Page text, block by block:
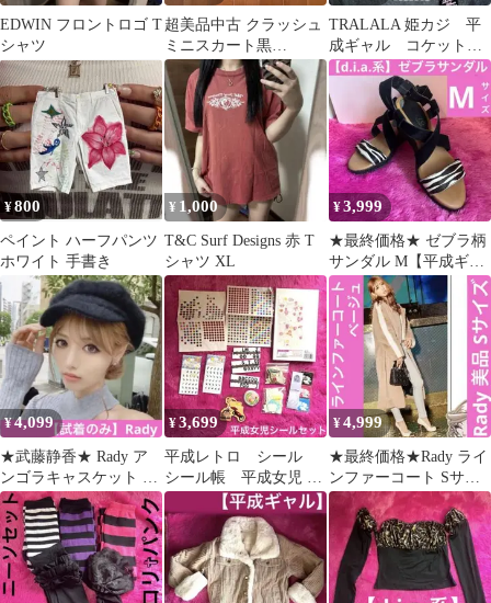
EDWIN フロントロゴ T
シャツ
超美品中古 クラッシュ
ミニスカート黒
BODYSOUL ダメージ
デニム サイズS
TRALALA 姫カジ 平
成ギャル コケット
ロリータ ゴシック
¥800
ペイント ハーフパンツ
ホワイト 手書き
¥ 1,000
T&C Surf Designs 赤 T
シャツ XL
¥3,999
★最終価格★ ゼブラ柄
サンダル M【平成ギャ
ル】ウエッジソール 黒
アニマル柄
¥4,099
★武藤静香★ Rady ア
ンゴラキャスケット ロ
ゴプレート【平成ギャ
ル】完売品
¥3,699
平成レトロ シール
シール帳 平成女児 キ
ラキラ ネイルシール フ
レークシール
¥4,999
★最終価格★Rady ライ
ンファーコート Sサイ
ズ ベージュ 美品【平
成ギャル】